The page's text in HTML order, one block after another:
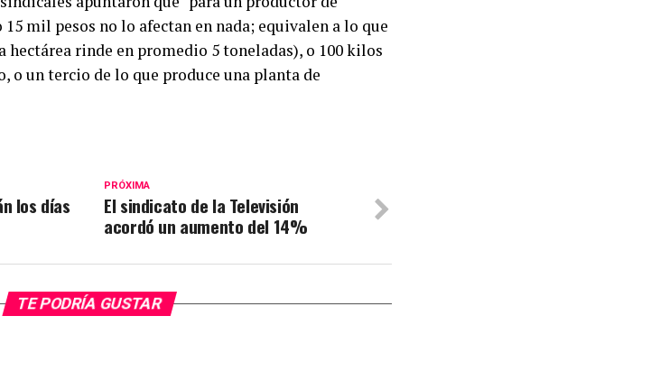
mil pesos no lo afectan en nada; equivalen a lo que
hectárea rinde en promedio 5 toneladas), o 100 kilos
o un tercio de lo que produce una planta de
PRÓXIMA
El sindicato de la Televisión
acordó un aumento del 14%
los días
TE PODRÍA GUSTAR